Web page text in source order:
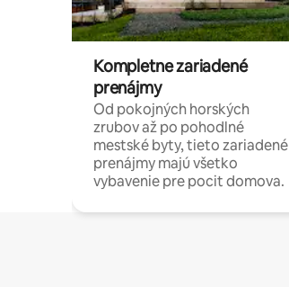
Kompletne zariadené
prenájmy
Od pokojných horských
zrubov až po pohodlné
mestské byty, tieto zariadené
prenájmy majú všetko
vybavenie pre pocit domova.